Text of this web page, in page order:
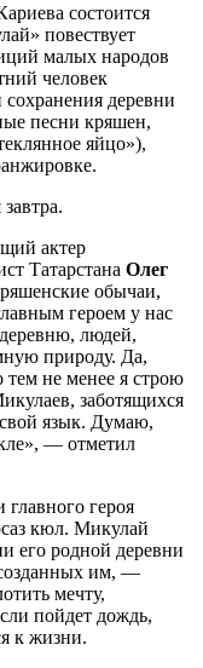
состоится
повествует
малых народов
человек
сохранения деревни
песни кряшен,
яйцо»),
актер
Татарстана Олег
обычаи,
героем у нас
людей,
природу. Да,
не менее я строю
заботящихся
язык. Думаю,
— отметил
героя
кюл. Микулай
его родной деревни
им, —
мечту,
пойдет дождь,
к жизни.